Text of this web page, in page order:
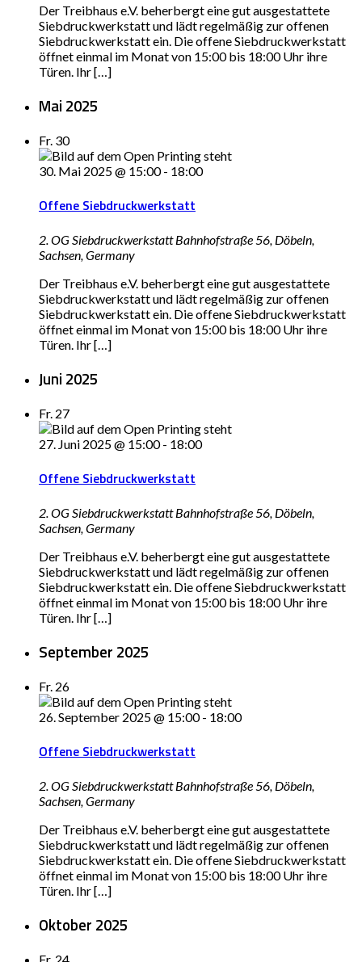
Der Treibhaus e.V. beherbergt eine gut ausgestattete
Siebdruckwerkstatt und lädt regelmäßig zur offenen
Siebdruckwerkstatt ein. Die offene Siebdruckwerkstatt
öffnet einmal im Monat von 15:00 bis 18:00 Uhr ihre
Türen. Ihr […]
Mai 2025
Fr. 30
30. Mai 2025 @ 15:00- 18:00
Offene Siebdruckwerkstatt
2. OG SiebdruckwerkstattBahnhofstraße 56, Döbeln,
Sachsen, Germany
Der Treibhaus e.V. beherbergt eine gut ausgestattete
Siebdruckwerkstatt und lädt regelmäßig zur offenen
Siebdruckwerkstatt ein. Die offene Siebdruckwerkstatt
öffnet einmal im Monat von 15:00 bis 18:00 Uhr ihre
Türen. Ihr […]
Juni 2025
Fr. 27
27. Juni 2025 @ 15:00- 18:00
Offene Siebdruckwerkstatt
2. OG SiebdruckwerkstattBahnhofstraße 56, Döbeln,
Sachsen, Germany
Der Treibhaus e.V. beherbergt eine gut ausgestattete
Siebdruckwerkstatt und lädt regelmäßig zur offenen
Siebdruckwerkstatt ein. Die offene Siebdruckwerkstatt
öffnet einmal im Monat von 15:00 bis 18:00 Uhr ihre
Türen. Ihr […]
September 2025
Fr. 26
26. September 2025 @ 15:00- 18:00
Offene Siebdruckwerkstatt
2. OG SiebdruckwerkstattBahnhofstraße 56, Döbeln,
Sachsen, Germany
Der Treibhaus e.V. beherbergt eine gut ausgestattete
Siebdruckwerkstatt und lädt regelmäßig zur offenen
Siebdruckwerkstatt ein. Die offene Siebdruckwerkstatt
öffnet einmal im Monat von 15:00 bis 18:00 Uhr ihre
Türen. Ihr […]
Oktober 2025